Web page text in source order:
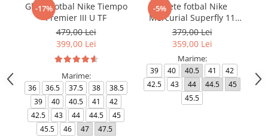
-17%
Ghete fotbal Nike Tiempo
Premier III U TF
479,00 Lei
399,00 Lei
Marime:
36 36.5 37.5 38
38.5
39
40 40.5 41
42
42.5
43 44 44.5
45
45.5
46 47 47.5
-5%
Ghete fotbal Nike
Mercurial Superfly 11
Club TF
379,00 Lei
359,00 Lei
Marime:
39 40 40.5 41
42
42.5
43 44 44.5
45
45.5